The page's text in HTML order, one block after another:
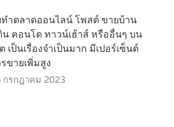
ทำตลาดออนไลน์ โพสต์ ขายบ้าน
คอนโด ทาวน์เฮ้าส์ หรืออื่นๆ บน
เป็นเรื่องจำเป็นมาก มีเปอร์เซ็นต์
ขายเพิ่มสูง
กรกฎาคม 2023